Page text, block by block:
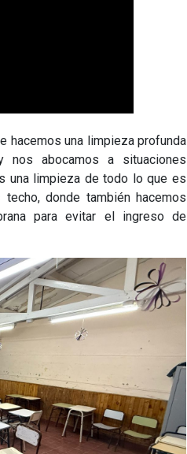
hacemos una limpieza profunda
abocamos a situaciones
una limpieza de todo lo que es
donde también hacemos
para evitar el ingreso de